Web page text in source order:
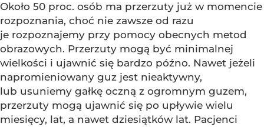
Około 50 proc. osób ma przerzuty już w momencie
rozpoznania, choć nie zawsze od razu
je rozpoznajemy przy pomocy obecnych metod
obrazowych. Przerzuty mogą być minimalnej
wielkości i ujawnić się bardzo późno. Nawet jeżeli
napromieniowany guz jest nieaktywny,
lub usuniemy gałkę oczną z ogromnym guzem,
przerzuty mogą ujawnić się po upływie wielu
miesięcy, lat, a nawet dziesiątków lat. Pacjenci